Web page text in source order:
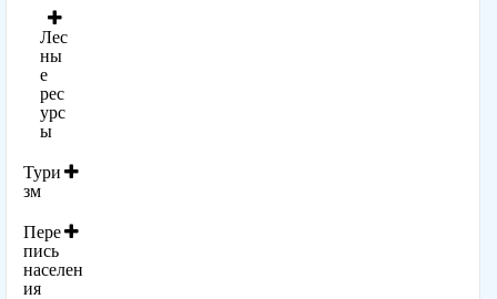
Лес
ны
е
рес
урс
ы
Тури
зм
Пере
пись
населен
ия